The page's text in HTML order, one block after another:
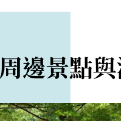
周邊景點